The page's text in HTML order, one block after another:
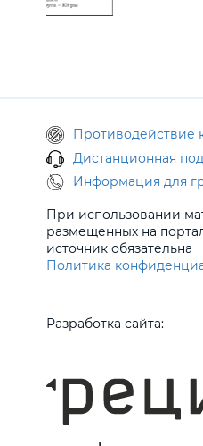
Противодействие
Дистанционная
Информация для
При использовании
размещенных на
источник обязательна
Политика
Разработка сайта: